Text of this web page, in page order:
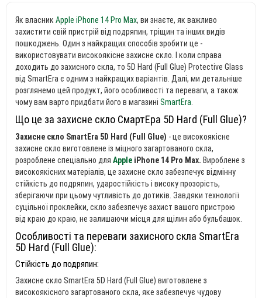
Як власник Apple iPhone 14 Pro Max, ви знаєте, як важливо
захистити свій пристрій від подряпин, тріщин та інших видів
пошкоджень. Один з найкращих способів зробити це -
використовувати високоякісне захисне скло. І коли справа
доходить до захисного скла, то 5D Hard (Full Glue) Protective Glass
від SmartEra є одним з найкращих варіантів. Далі, ми детальніше
розглянемо цей продукт, його особливості та переваги, а також
чому вам варто придбати його в магазині SmartEra
Що це за захисне скло СмартЕра 5D Hard (Full Glue)?
Захисне скло SmartEra 5D Hard (Full Glue) - це високоякісне
захисне скло виготовлене із міцного загартованого скла,
розроблене спеціально для Apple iPhone 14 Pro Max. Вироблене з
високоякісних матеріалів, це захисне скло забезпечує відмінну
стійкість до подряпин, ударостійкість і високу прозорість,
зберігаючи при цьому чутливість до дотиків. Завдяки технології
суцільної проклейки, скло забезпечує захист вашого пристрою
від краю до краю, не залишаючи місця для щілин або бульбашок.
Особливості та переваги захисного скла SmartEra
5D Hard (Full Glue):
Стійкість до подряпин:
Захисне скло SmartEra 5D Hard (Full Glue) виготовлене з
високоякісного загартованого скла, яке забезпечує чудову